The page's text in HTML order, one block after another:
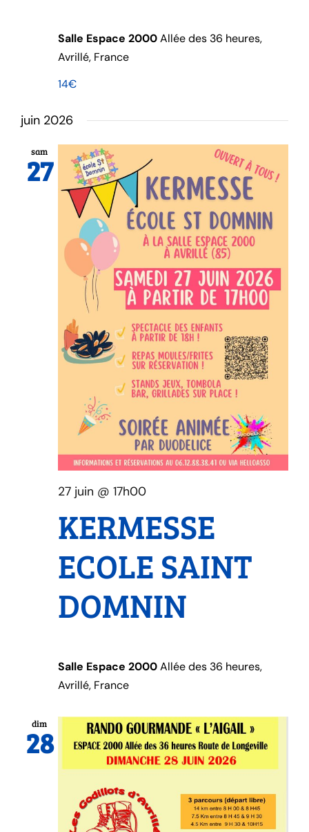
Salle Espace 2000Allée des 36 heures,
Avrillé, France
14€
juin 2026
sam
27
27 juin @ 17h00
KERMESSE
ECOLE SAINT
DOMNIN
Salle Espace 2000Allée des 36 heures,
Avrillé, France
dim
28